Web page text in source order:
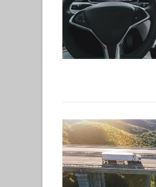
VIEW POST